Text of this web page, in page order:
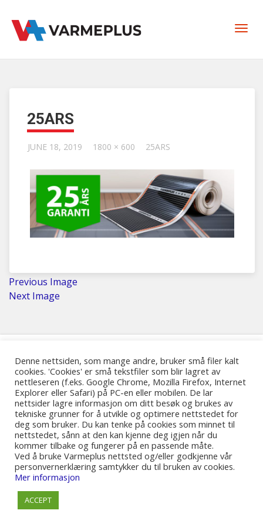
25ARS
JUNE 18, 2019 1800 × 600 25ARS
Previous Image
Next Image
© 2017-2025 Tekoda Norway AS
Denne nettsiden, som mange andre, bruker små filer kalt
cookies. 'Cookies' er små tekstfiler som blir lagret av
nettleseren (f.eks. Google Chrome, Mozilla Firefox, Internet
Explorer eller Safari) på PC-en eller mobilen. De lar
nettsider lagre informasjon om ditt besøk og brukes av
tekniske grunner for å utvikle og optimere nettstedet for
deg som bruker. Du kan tenke på cookies som minnet til
nettstedet, sånn at den kan kjenne deg igjen når du
kommer tilbake og fungerer på en passende måte.
Ved å bruke Varmeplus nettsted og/eller godkjenne vår
personvernerklæring samtykker du til bruken av cookies.
Mer informasjon
ACCEPT